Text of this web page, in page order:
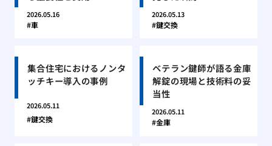
2026.05.16
車
2026.05.13
鍵交換
集合住宅におけるノンタ
ッチキー導入の事例
2026.05.11
鍵交換
ベテラン鍵師が語る金庫
解錠の現場と技術料の妥
当性
2026.05.11
金庫